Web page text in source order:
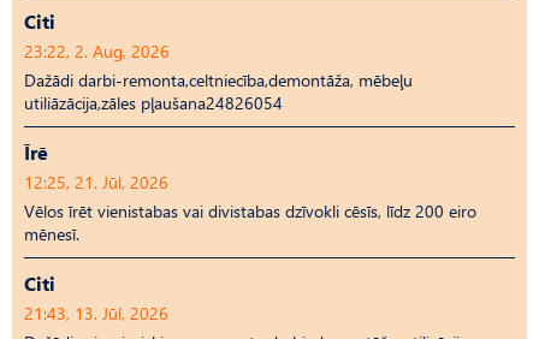
Citi
23:22, 2. Aug, 2026
Dažādi darbi-remonta,celtniecība,demontāža, mēbeļu
utiliāzācija,zāles pļaušana24826054
Īrē
12:25, 21. Jūl, 2026
Vēlos īrēt vienistabas vai divistabas dzīvokli cēsīs, līdz 200 eiro
mēnesī.
Citi
21:43, 13. Jūl, 2026